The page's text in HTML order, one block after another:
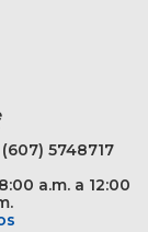
5748717
a.m. a 12:00